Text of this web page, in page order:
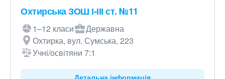
Охтирська ЗОШ І-ІІІ ст. №11
1–12 класи
Державна
Охтирка, вул. Сумська, 223
Учні/освітяни 7:1
Детальна інформація